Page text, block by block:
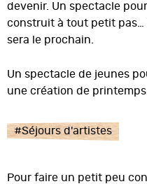
devenir. Un spectacle
construit à tout petit pas…
sera le prochain.
Un spectacle de jeunes
une création de printemps…
#Séjours d'artistes
Pour faire un petit peu